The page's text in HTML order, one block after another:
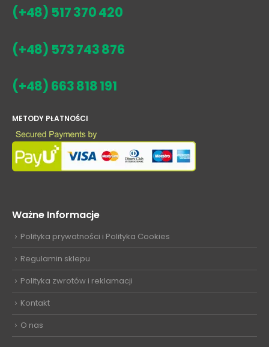
(+48) 517 370 420
(+48) 573 743 876
(+48) 663 818 191
METODY PŁATNOŚCI
Ważne Informacje
Polityka prywatności i Polityka Cookies
Regulamin sklepu
Polityka zwrotów i reklamacji
Kontakt
O nas